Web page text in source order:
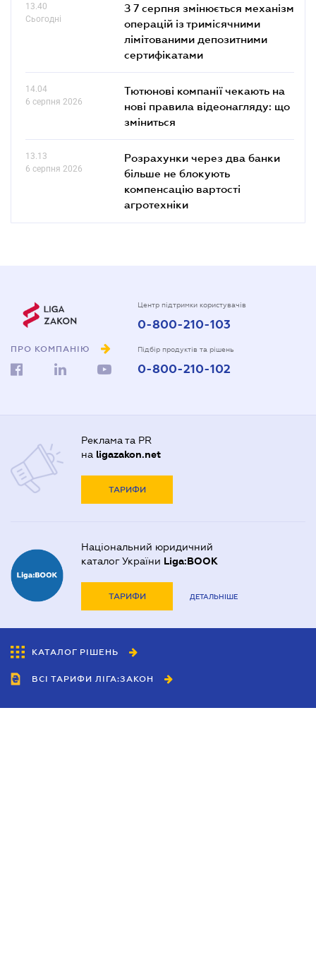
13.40
Сьогодні
З 7 серпня змінюється механізм
операцій із тримісячними
лімітованими депозитними
сертифікатами
14.04
6 серпня 2026
Тютюнові компанії чекають на
нові правила відеонагляду: що
зміниться
13.13
6 серпня 2026
Розрахунки через два банки
більше не блокують
компенсацію вартості
агротехніки
ПРО КОМПАНІЮ
Центр підтримки користувачів
0-800-210-103
Підбір продуктів та рішень
0-800-210-102
Реклама та PR
на ligazakon.net
ТАРИФИ
Національний юридичний
каталог України Liga:BOOK
ТАРИФИ ДЕТАЛЬНІШЕ
КАТАЛОГ РІШЕНЬ
ВСІ ТАРИФИ ЛІГА:ЗАКОН